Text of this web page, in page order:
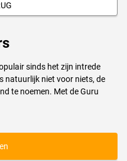
sinds het zijn intrede
natuurlijk niet voor niets, de
te noemen. Met de Guru
vist is de kans namelijk
grote voordeel van het vissen